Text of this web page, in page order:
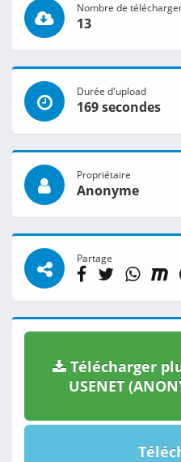
Nombre de
13
Durée d'upload
169 secondes
Propriétaire
Anonyme
Partage
Télécharger
USENET